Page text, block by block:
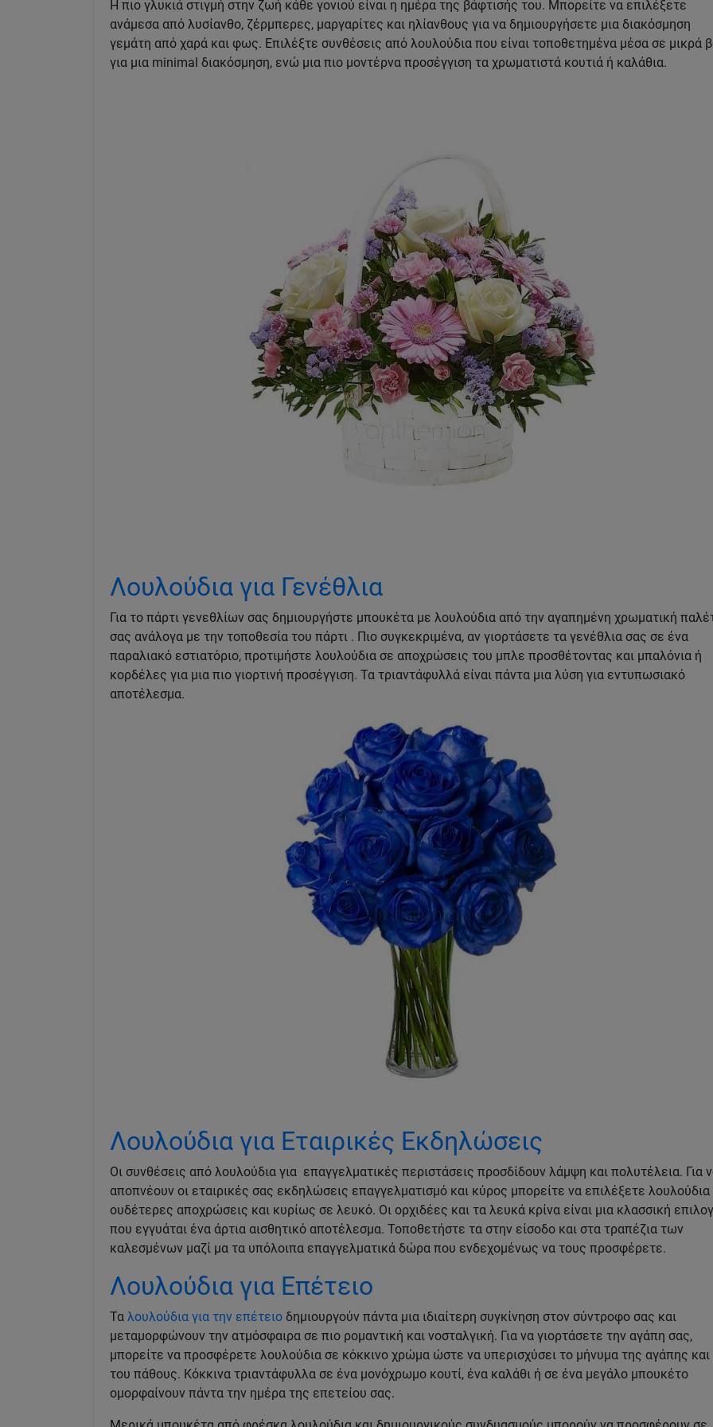
Η πιο γλυκιά στιγμή στην ζωή κάθε γονιού είναι η ημέρα της βάφτισής του. Μπορείτε να επιλέξετε
ανάμεσα από λυσίανθο, ζέρμπερες, μαργαρίτες και ηλίανθους για να δημιουργήσετε μια διακόσμηση
γεμάτη από χαρά και φως. Επιλέξτε συνθέσεις από λουλούδια που είναι τοποθετημένα μέσα σε μικρά
για μια minimal διακόσμηση, ενώ μια πιο μοντέρνα προσέγγιση τα χρωματιστά κουτιά ή καλάθια.
Λουλούδια για Γενέθλια
Για το πάρτι γενεθλίων σας δημιουργήστε μπουκέτα με λουλούδια από την αγαπημένη χρωματική
σας ανάλογα με την τοποθεσία του πάρτι . Πιο συγκεκριμένα, αν γιορτάσετε τα γενέθλια σας σε ένα
παραλιακό εστιατόριο, προτιμήστε λουλούδια σε αποχρώσεις του μπλε προσθέτοντας και μπαλόνια ή
κορδέλες για μια πιο γιορτινή προσέγγιση. Τα τριαντάφυλλά είναι πάντα μια λύση για εντυπωσιακό
αποτέλεσμα.
Λουλούδια για Εταιρικές Εκδηλώσεις
Οι συνθέσεις από λουλούδια για επαγγελματικές περιστάσεις προσδίδουν λάμψη και πολυτέλεια. Για
αποπνέουν οι εταιρικές σας εκδηλώσεις επαγγελματισμό και κύρος μπορείτε να επιλέξετε
ουδέτερες αποχρώσεις και κυρίως σε λευκό. Οι ορχιδέες και τα λευκά κρίνα είναι μια κλασσική
που εγγυάται ένα άρτια αισθητικό αποτέλεσμα. Τοποθετήστε τα στην είσοδο και στα τραπέζια των
καλεσμένων μαζί μα τα υπόλοιπα επαγγελματικά δώρα που ενδεχομένως να τους προσφέρετε.
Λουλούδια για Επέτειο
Τα λουλούδια για την επέτειο δημιουργούν πάντα μια ιδιαίτερη συγκίνηση στον σύντροφο σας και
μεταμορφώνουν την ατμόσφαιρα σε πιο ρομαντική και νοσταλγική. Για να γιορτάσετε την αγάπη σας,
μπορείτε να προσφέρετε λουλούδια σε κόκκινο χρώμα ώστε να υπερισχύσει το μήνυμα της αγάπης και
του πάθους. Κόκκινα τριαντάφυλλα σε ένα μονόχρωμο κουτί, ένα καλάθι ή σε ένα μεγάλο μπουκέτο
ομορφαίνουν πάντα την ημέρα της επετείου σας.